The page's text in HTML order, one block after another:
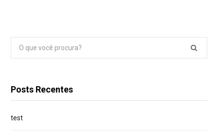
Pesquisar
por:
Posts Recentes
test